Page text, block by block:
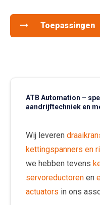
Toepassingen
ATB Automation –
aandrijftechniek en
Wij leveren
kettingspanners en
we hebben tevens
servoreductoren en
actuators in ons